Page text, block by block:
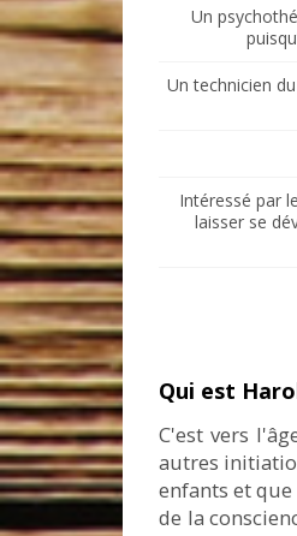
Un
Un technicien
Intéressé par
laisser se
Qui est
C'est vers
autres
enfants et
de la